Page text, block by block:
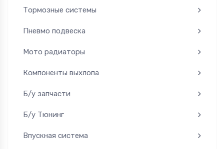
Тормозные системы
Пневмо подвеска
Мото радиаторы
Компоненты выхлопа
Б/у запчасти
Б/у Тюнинг
Впускная система